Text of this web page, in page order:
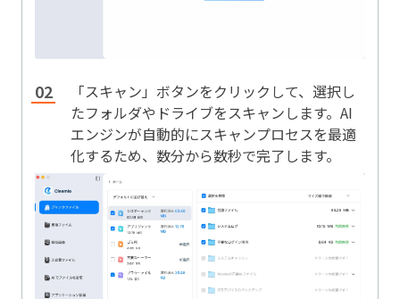
「スキャン」ボタンをクリックして、選択し
たフォルダやドライブをスキャンします。AI
エンジンが自動的にスキャンプロセスを最適
化するため、数分から数秒で完了します。